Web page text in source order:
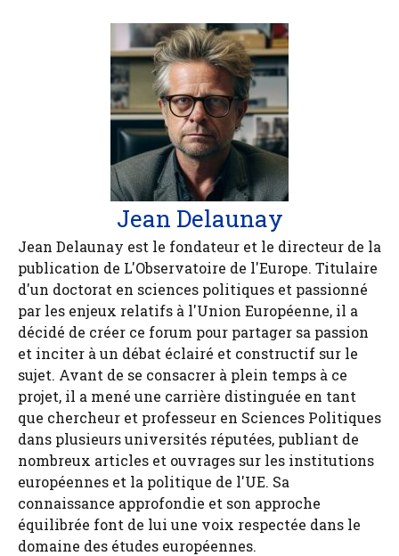
Jean Delaunay
Jean Delaunay est le fondateur et le directeur de la
publication de L'Observatoire de l'Europe. Titulaire
d'un doctorat en sciences politiques et passionné
par les enjeux relatifs à l'Union Européenne, il a
décidé de créer ce forum pour partager sa passion
et inciter à un débat éclairé et constructif sur le
sujet. Avant de se consacrer à plein temps à ce
projet, il a mené une carrière distinguée en tant
que chercheur et professeur en Sciences Politiques
dans plusieurs universités réputées, publiant de
nombreux articles et ouvrages sur les institutions
européennes et la politique de l'UE. Sa
connaissance approfondie et son approche
équilibrée font de lui une voix respectée dans le
domaine des études européennes.